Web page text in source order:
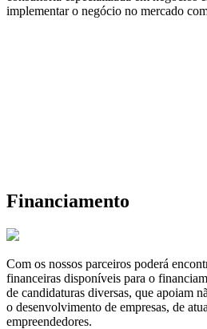
implementar o negócio no mercado
Financiamento
Com os nossos parceiros poderá
financeiras disponíveis para o
de candidaturas diversas, que apoiam
o desenvolvimento de empresas, de
empreendedores.